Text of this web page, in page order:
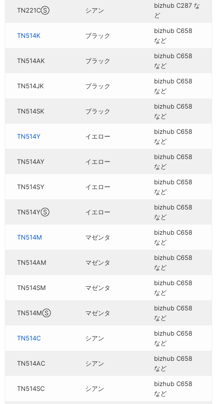
TN221CⓈ シアン
bizhub C287 な
ど
TN514K ブラック
bizhub C658
など
TN514AK ブラック
bizhub C658
など
TN514JK ブラック
bizhub C658
など
TN514SK ブラック
bizhub C658
など
TN514Y イエロー
bizhub C658
など
TN514AY イエロー
bizhub C658
など
TN514SY イエロー
bizhub C658
など
TN514YⓈ イエロー
bizhub C658
など
TN514M マゼンタ
bizhub C658
など
TN514AM マゼンタ
bizhub C658
など
TN514SM マゼンタ
bizhub C658
など
TN514MⓈ マゼンタ
bizhub C658
など
TN514C シアン
bizhub C658
など
TN514AC シアン
bizhub C658
など
TN514SC シアン
bizhub C658
など